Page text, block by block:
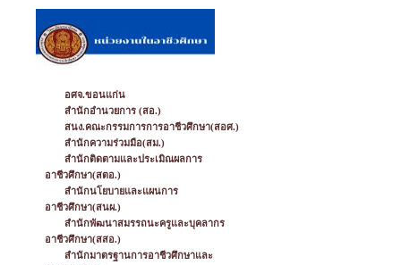
อศจ.ขอนแก่น
สำนักอำนวยการ (สอ.)
สนง.คณะกรรมการการอาชีวศึกษา(สอศ.)
สำนักความร่วมมือ(สม.)
สำนักติดตามและประเมิณผลการ
อาชีวศึกษา(สตอ.)
สำนักนโยบายและแผนการ
อาชีวศึกษา(สนผ.)
สำนักพัฒนาสมรรถนะครูและบุคลากร
อาชีวศึกษา(สสอ.)
สำนักมาตรฐานการอาชีวศึกษาและ